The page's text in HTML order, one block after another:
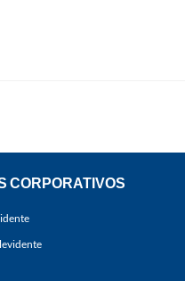
CORPORATIVOS